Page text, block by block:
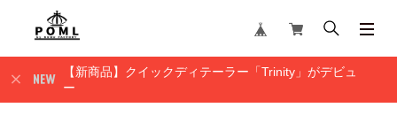
【新商品】クイックディテーラー「Trinity」がデビュ
ー